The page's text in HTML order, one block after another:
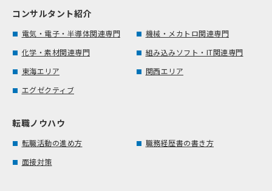
コンサルタント紹介
電気・電子・半導体関連専門
機械・メカトロ関連専門
化学・素材関連専門
組み込みソフト・IT関連専門
東海エリア
関西エリア
エグゼクティブ
転職ノウハウ
転職活動の進め方
職務経歴書の書き方
面接対策